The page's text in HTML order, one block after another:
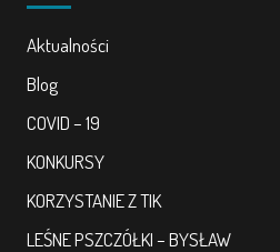
Aktualności
Blog
COVID – 19
KONKURSY
KORZYSTANIE Z TIK
LEŚNE PSZCZÓŁKI – BYSŁAW